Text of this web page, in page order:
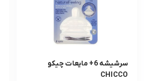
سرشيشه 6+ مایعات چیکو
CHICCO